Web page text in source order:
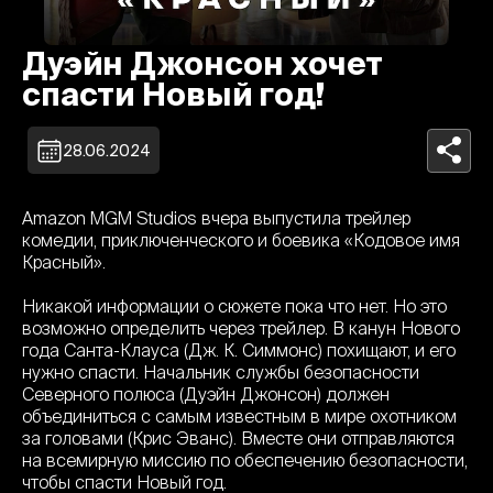
Дуэйн Джонсон хочет
спасти Новый год!
28.06.2024
Amazon MGM Studios вчера выпустила трейлер
комедии, приключенческого и боевика «Кодовое имя
Красный».
Никакой информации о сюжете пока что нет. Но это
возможно определить через трейлер. В канун Нового
года Санта-Клауса (Дж. К. Симмонс) похищают, и его
нужно спасти. Начальник службы безопасности
Северного полюса (Дуэйн Джонсон) должен
объединиться с самым известным в мире охотником
за головами (Крис Эванс). Вместе они отправляются
на всемирную миссию по обеспечению безопасности,
чтобы спасти Новый год.